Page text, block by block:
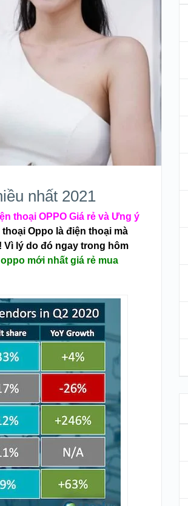
nhất 2021
thoại OPPO Giá rẻ và Ưng ý
Oppo là điện thoại mà
lý do đó ngay trong hôm
mới nhất giá rẻ mua